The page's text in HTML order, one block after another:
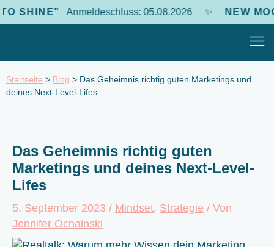
Zum
Inhalt
SHINE" Anmeldeschluss: 05.08.2026 NEW
Main
Startseite > Blog > Das Geheimnis richtig guten Marketings und
deines Next-Level-Lifes
Das Geheimnis richtig guten
Marketings und deines Next-Level-
Lifes
5. September 2023 / Mindset, Strategie / Von
Jennifer Ochainski